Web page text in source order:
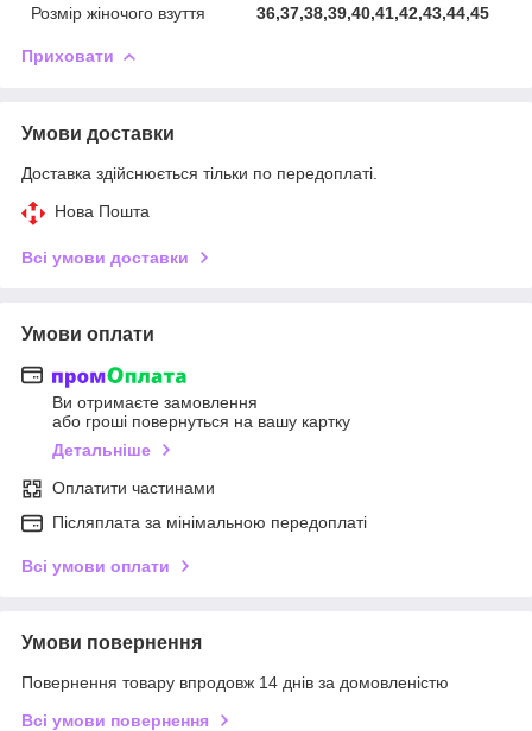
Розмір жіночого взуття
36,37,38,39,40,41,42,43,44,45
Приховати
Умови доставки
Доставка здійснюється тільки по передоплаті.
Нова Пошта
Всі умови доставки
Умови оплати
Ви отримаєте замовлення
або гроші повернуться на вашу картку
Детальніше
Оплатити частинами
Післяплата за мінімальною передоплаті
Всі умови оплати
Умови повернення
Повернення товару впродовж 14 днів за домовленістю
Всі умови повернення